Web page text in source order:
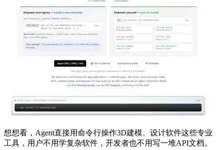
想想看，Agent直接用命令行操作3D建模、设计软件这些专业
工具，用户不用学复杂软件，开发者也不用写一堆API文档。